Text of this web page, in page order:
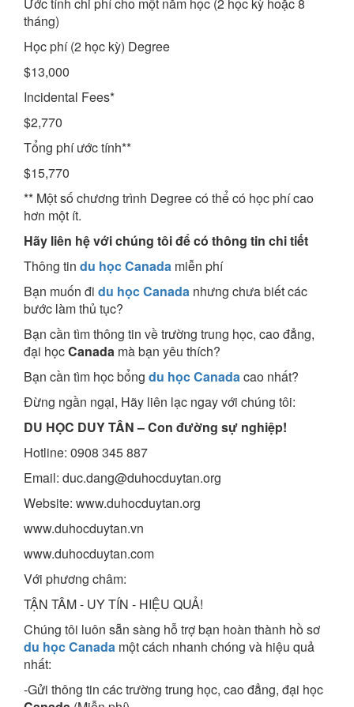
tháng)
Học phí (2 học kỳ) Degree
$13,000
Incidental Fees*
$2,770
Tổng phí ước tính**
$15,770
** Một số chương trình Degree có thể có học phí cao
hơn một ít.
Hãy liên hệ với chúng tôi để có thông tin chi tiết
Thông tin du học Canada miễn phí
Bạn muốn đi du học Canada nhưng chưa biết các
bước làm thủ tục?
Bạn cần tìm thông tin về trường trung học, cao đẳng,
đại họcCanada mà bạn yêu thích?
Bạn cần tìm học bổng du học Canadacao nhất?
Đừng ngần ngại, Hãy liên lạc ngay với chúng tôi:
DU HỌC DUY TÂN – Con đường sự nghiệp!
Hotline: 0908 345 887
Email: duc.dang@duhocduytan.org
Website: www.duhocduytan.org
www.duhocduytan.vn
www.duhocduytan.com
Với phương châm:
TẬN TÂM - UY TÍN - HIỆU QUẢ!
Chúng tôi luôn sẵn sàng hỗ trợ bạn hoàn thành hồ sơ
du học Canada một cách nhanh chóng và hiệu quả
nhất:
-Gửi thông tin các trường trung học, cao đẳng, đại học